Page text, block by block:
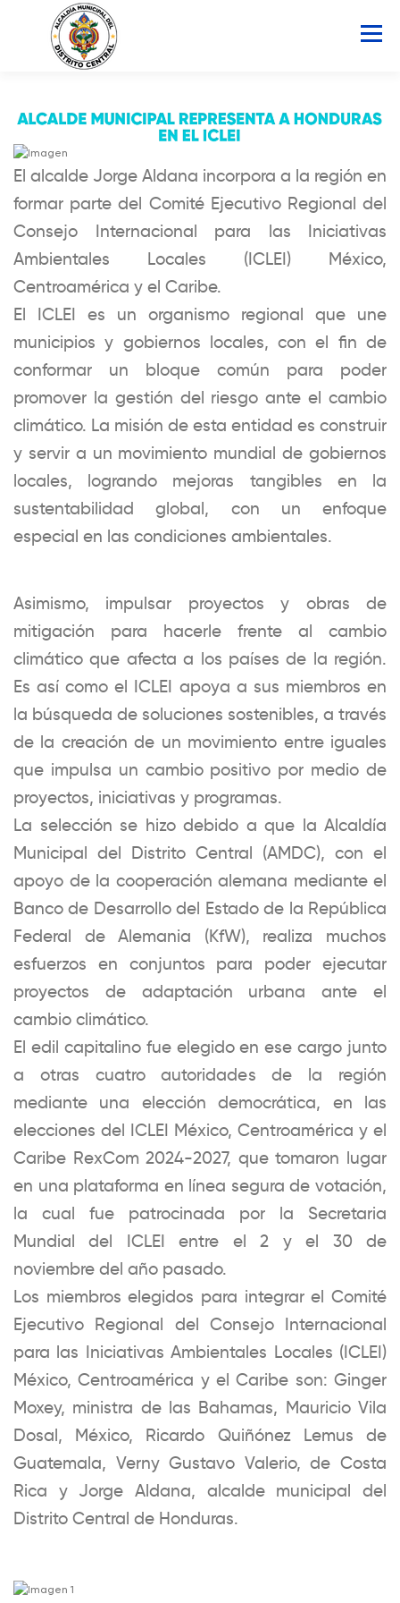
Menú
ATLAS MUNICIPAL COCOIN
PORTAL DE TRANSPARENCIA
Buscar:
El alcalde Jorge Aldana incorpora a la región en
formar parte del Comité Ejecutivo Regional del
Consejo Internacional para las Iniciativas
Ambientales Locales (ICLEI) México,
Centroamérica y el Caribe.
El ICLEI es un organismo regional que une
municipios y gobiernos locales, con el fin de
conformar un bloque común para poder
promover la gestión del riesgo ante el cambio
climático. La misión de esta entidad es construir
y servir a un movimiento mundial de gobiernos
locales, logrando mejoras tangibles en la
sustentabilidad global, con un enfoque
especial en las condiciones ambientales.
Asimismo, impulsar proyectos y obras de
mitigación para hacerle frente al cambio
climático que afecta a los países de la región.
Es así como el ICLEI apoya a sus miembros en
la búsqueda de soluciones sostenibles, a través
de la creación de un movimiento entre iguales
que impulsa un cambio positivo por medio de
proyectos, iniciativas y programas.
La selección se hizo debido a que la Alcaldía
Municipal del Distrito Central (AMDC), con el
apoyo de la cooperación alemana mediante el
Banco de Desarrollo del Estado de la República
Federal de Alemania (KfW), realiza muchos
esfuerzos en conjuntos para poder ejecutar
proyectos de adaptación urbana ante el
cambio climático.
El edil capitalino fue elegido en ese cargo junto
a otras cuatro autoridades de la región
mediante una elección democrática, en las
elecciones del ICLEI México, Centroamérica y el
Caribe RexCom 2024-2027, que tomaron lugar
en una plataforma en línea segura de votación,
la cual fue patrocinada por la Secretaria
Mundial del ICLEI entre el 2 y el 30 de
noviembre del año pasado.
Los miembros elegidos para integrar el Comité
Ejecutivo Regional del Consejo Internacional
para las Iniciativas Ambientales Locales (ICLEI)
México, Centroamérica y el Caribe son: Ginger
Moxey, ministra de las Bahamas, Mauricio Vila
Dosal, México, Ricardo Quiñónez Lemus de
Guatemala, Verny Gustavo Valerio, de Costa
Rica y Jorge Aldana, alcalde municipal del
Distrito Central de Honduras.